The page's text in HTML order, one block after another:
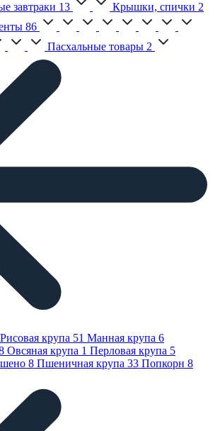
завтраки 13 Крышки, спички 2
86
Пасхальные товары 2
Рисовая крупа 51 Манная крупа 6
Овсяная крупа 1 Перловая крупа 5
8 Пшеничная крупа 33 Попкорн 8